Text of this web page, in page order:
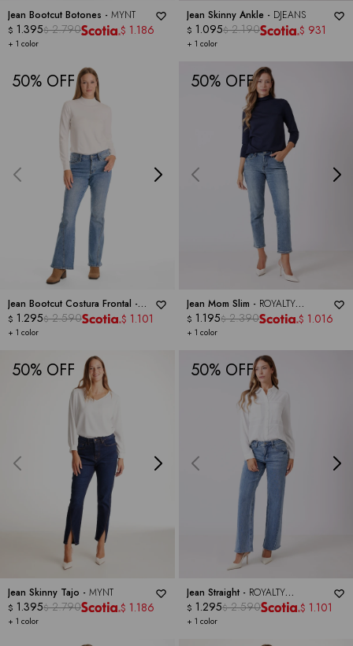
Jean Bootcut Botones - MYNT
+ 1 color
$ 1.395$ 2.790 $ 1.186
Jean Skinny Ankle - DJEANS
+ 1 color
$ 1.095$ 2.190 $ 931
50
Jean Bootcut Costura Frontal -
ROYALTY COLLECTION
+ 1 color
$ 1.295$ 2.590 $ 1.101
50
Jean Mom Slim - ROYALTY
COLLECTION
+ 1 color
$ 1.195$ 2.390 $ 1.016
50
Jean Skinny Tajo - MYNT
+ 1 color
$ 1.395$ 2.790 $ 1.186
50
Jean Straight - ROYALTY
COLLECTION
+ 1 color
$ 1.295$ 2.590 $ 1.101